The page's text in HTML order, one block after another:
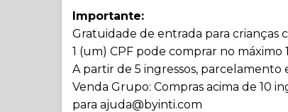
Importante:
Gratuidade de entrada para crianças
1 (um) CPF pode comprar no máximo
A partir de 5 ingressos, parcelamento
Venda Grupo: Compras acima de 10
para ajuda@byinti.com